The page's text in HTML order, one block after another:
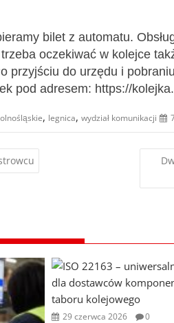
bilet z automatu.
oczekiwać w kolejce
przyjściu do urzędu i
pod adresem: https://
, legnica, wydział komunikacji
29 czerwca 2026 0